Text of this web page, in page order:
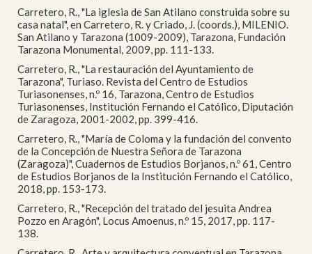
Carretero, R., "La iglesia de San Atilano construida sobre su
casa natal", en Carretero, R. y Criado, J. (coords.), MILENIO.
San Atilano y Tarazona (1009-2009), Tarazona, Fundación
Tarazona Monumental, 2009, pp. 111-133.
Carretero, R., "La restauración del Ayuntamiento de
Tarazona", Turiaso. Revista del Centro de Estudios
Turiasonenses, n.º 16, Tarazona, Centro de Estudios
Turiasonenses, Institución Fernando el Católico, Diputación
de Zaragoza, 2001-2002, pp. 399-416.
Carretero, R., "María de Coloma y la fundación del convento
de la Concepción de Nuestra Señora de Tarazona
(Zaragoza)", Cuadernos de Estudios Borjanos, n.º 61, Centro
de Estudios Borjanos de la Institución Fernando el Católico,
2018, pp. 153-173.
Carretero, R., "Recepción del tratado del jesuita Andrea
Pozzo en Aragón", Locus Amoenus, n.º 15, 2017, pp. 117-
138.